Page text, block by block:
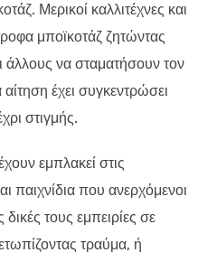
Μερικοί καλλιτέχνες και
μποϊκοτάζ ζητώντας
να σταματήσουν τον
έχει συγκεντρώσει
στιγμής.
εμπλακεί στις
παιχνίδια που ανερχόμενοι
δικές τους εμπειρίες σε
τραύμα, ή